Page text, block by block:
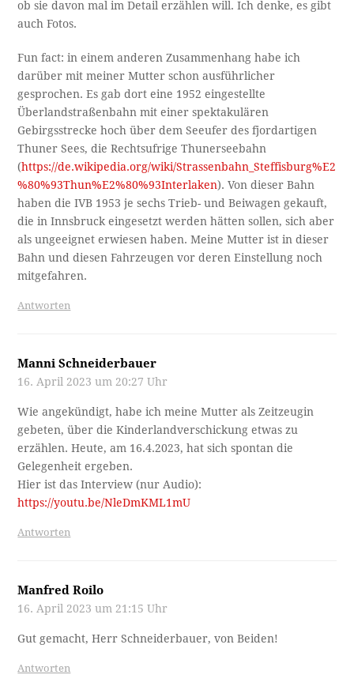
ob sie davon mal im Detail erzählen will. Ich denke, es gibt
auch Fotos.
Fun fact: in einem anderen Zusammenhang habe ich
darüber mit meiner Mutter schon ausführlicher
gesprochen. Es gab dort eine 1952 eingestellte
Überlandstraßenbahn mit einer spektakulären
Gebirgsstrecke hoch über dem Seeufer des fjordartigen
Thuner Sees, die Rechtsufrige Thunerseebahn
(https://de.wikipedia.org/wiki/Strassenbahn_Steffisburg%E2
%80%93Thun%E2%80%93Interlaken). Von dieser Bahn
haben die IVB 1953 je sechs Trieb- und Beiwagen gekauft,
die in Innsbruck eingesetzt werden hätten sollen, sich aber
als ungeeignet erwiesen haben. Meine Mutter ist in dieser
Bahn und diesen Fahrzeugen vor deren Einstellung noch
mitgefahren.
Antworten
Manni Schneiderbauer
16. April 2023 um 20:27 Uhr
Wie angekündigt, habe ich meine Mutter als Zeitzeugin
gebeten, über die Kinderlandverschickung etwas zu
erzählen. Heute, am 16.4.2023, hat sich spontan die
Gelegenheit ergeben.
Hier ist das Interview (nur Audio):
https://youtu.be/NleDmKML1mU
Antworten
Manfred Roilo
16. April 2023 um 21:15 Uhr
Gut gemacht, Herr Schneiderbauer, von Beiden!
Antworten